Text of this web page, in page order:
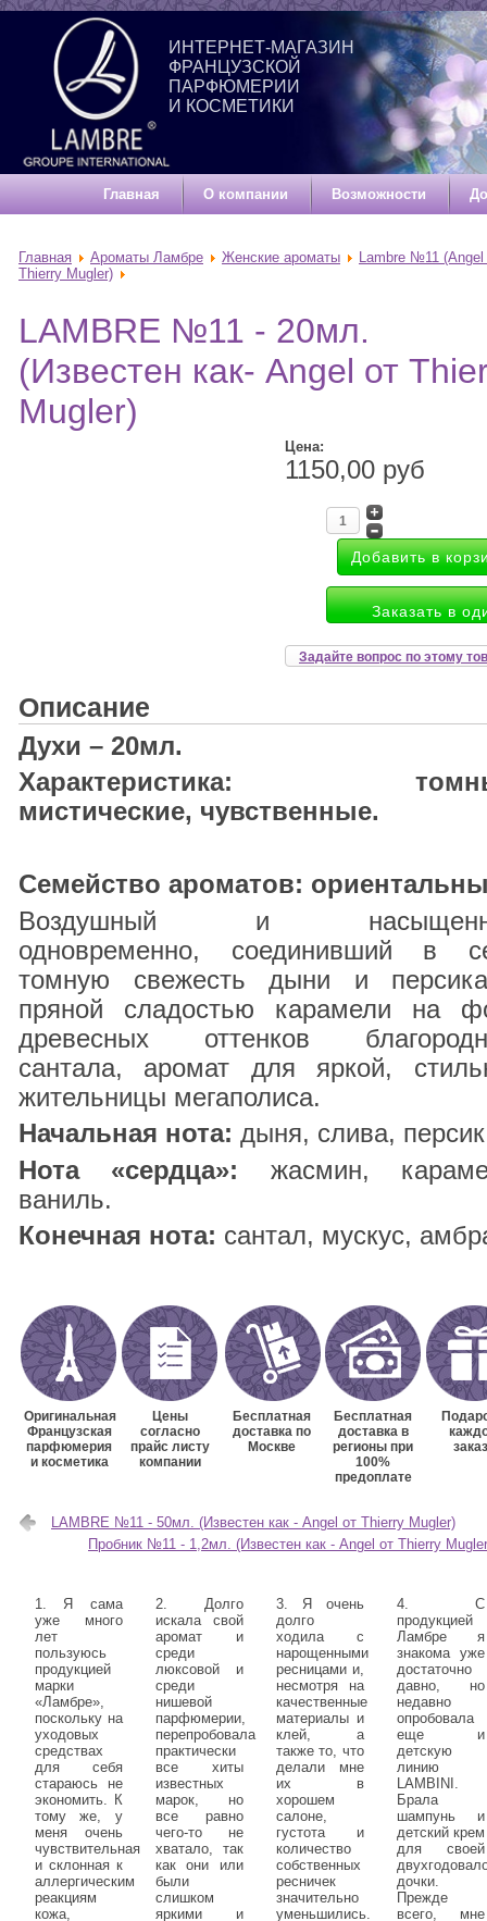
ИНТЕРНЕТ-МАГАЗИН
ФРАНЦУЗСКОЙ
ПАРФЮМЕРИИ
И КОСМЕТИКИ
Главная О компании Возможности
Главная Ароматы Ламбре Женские ароматы
Lambre №11 (Angel
Thierry Mugler)
LAMBRE №11 - 20мл.
(Известен как- Angel от
Mugler)
Цена:
1150,00 руб
Заказать в
Задайте вопрос по этому
Описание
Духи – 20мл.
Характеристика:
мистические, чувственные.
Семейство ароматов:
Воздушный и
одновременно, соединивший в
томную свежесть дыни и
пряной сладостью карамели на
древесных оттенков
сантала, аромат для яркой,
жительницы мегаполиса.
Начальная нота: дыня, слива,
Нота «сердца»: жасмин,
ваниль.
Конечная нота: сантал, мускус,
Оригинальная
Французская
парфюмерия
и косметика
Цены
согласно
прайс листу
компании
Бесплатная
доставка по
Москве
Бесплатная
доставка в
регионы при
100%
предоплате
LAMBRE №11 - 50мл. (Известен как - Angel от Thierry Mugler)
Пробник №11 - 1,2мл. (Известен как - Angel от Thierry
1. Я сама
уже много
лет
пользуюсь
продукцией
марки
«Ламбре»,
поскольку на
уходовых
средствах
для себя
стараюсь не
экономить. К
тому же, у
меня очень
чувствительная
и склонная к
аллергическим
реакциям
кожа,
2. Долго
искала свой
аромат и
среди
люксовой и
среди
нишевой
парфюмерии,
перепробовала
практически
все хиты
известных
марок, но
все равно
чего-то не
хватало, так
как они или
были
слишком
яркими и
3. Я очень
долго
ходила с
нарощенными
ресницами и,
несмотря на
качественные
материалы и
клей, а
также то, что
делали мне
их в
хорошем
салоне,
густота и
количество
собственных
ресничек
значительно
уменьшились.
4. С
продукцией
Ламбре я
знакома уже
достаточно
давно, но
недавно
опробовала
еще и
детскую
линию
LAMBINI.
Брала
шампунь и
детский крем
для своей
дочки.
Прежде
всего, мне